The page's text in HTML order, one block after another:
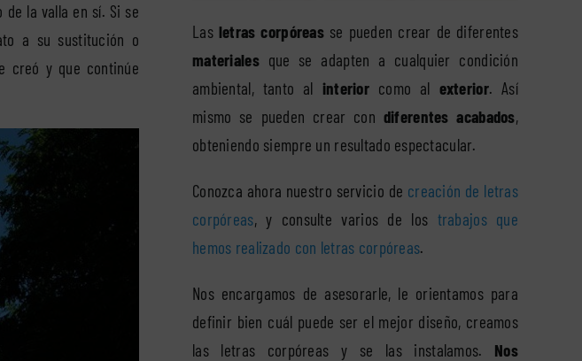
la valla en sí. Si se
a su sustitución o
creó y que continúe
Las letras corpóreas se pueden crear de diferentes
materialesque se adapten a cualquier condición
ambiental, tanto al interior como al exterior. Así
mismo se pueden crear con diferentes acabados,
obteniendo siempre un resultado espectacular.
Conozca ahora nuestro servicio de creación de letras
corpóreas, y consulte varios de los trabajos que
hemos realizado con letras corpóreas.
Nos encargamos de asesorarle, le orientamos para
definir bien cuál puede ser el mejor diseño, creamos
las letras corpóreas y se las instalamos. Nos